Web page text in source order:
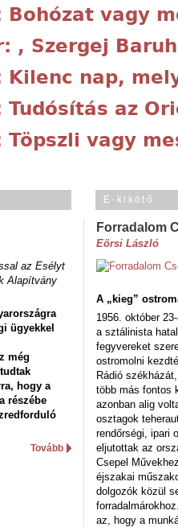
Bohózat vagy
, Szergej
Kilenc nap,
Tudósítás az
Töpszli vagy
az Esélyt
Alapítvány
ügyekkel
még
hogy a
részébe
Tovább
E-kikötő
Forradalom
Eörsi László
A „kieg”
1956. október
a sztálinista
fegyvereket
ostromolni
Rádió
több más fontos
azonban alig
osztagok
rendőrségi, ipari
eljutottak az
Csepel
éjszakai
dolgozók közül
az, hogy a